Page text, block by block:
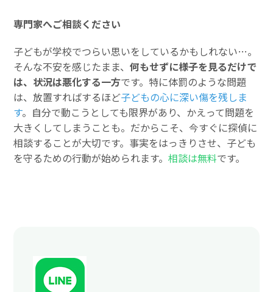
専門家へご相談ください
子どもが学校でつらい思いをしているかもしれない…。
そんな不安を感じたまま、何もせずに様子を見るだけで
は、状況は悪化する一方です。特に体罰のような問題
は、放置すればするほど子どもの心に深い傷を残しま
す。自分で動こうとしても限界があり、かえって問題を
大きくしてしまうことも。だからこそ、今すぐに探偵に
相談することが大切です。事実をはっきりさせ、子ども
を守るための行動が始められます。相談は無料です。